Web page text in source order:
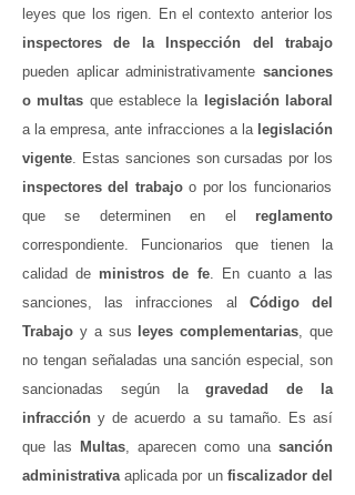
leyes que los rigen. En el contexto anterior los
inspectores de la Inspección del trabajo
pueden aplicar administrativamente sanciones
o multas que establece lalegislación laboral
a la empresa, ante infracciones a lalegislación
vigente. Estas sanciones son cursadas por los
inspectores del trabajoo por los funcionarios
que se determinen en el reglamento
correspondiente. Funcionarios que tienen la
calidad de ministros de fe.
En cuanto a las
sanciones, las infracciones al Código del
Trabajo y a sus leyes complementarias, que
no tengan señaladas una sanción especial, son
sancionadas según lagravedad de la
infracción y de acuerdo a su tamaño. Es así
que las
Multas, aparecen como unasanción
administrativaaplicada por unfiscalizador del